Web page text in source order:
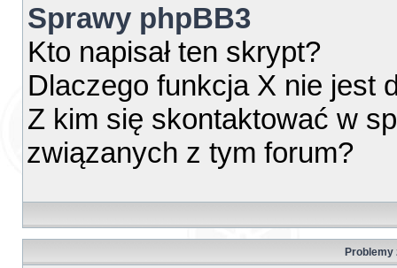
Sprawy phpBB3
Kto napisał ten skrypt?
Dlaczego funkcja X nie jest
Z kim się skontaktować w
związanych z tym forum?
Problemy